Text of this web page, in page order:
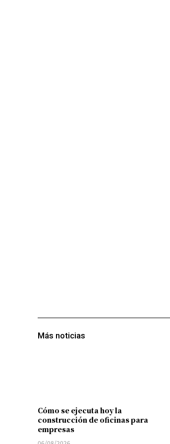
Más noticias
Cómo se ejecuta hoy la
construcción de oficinas para
empresas